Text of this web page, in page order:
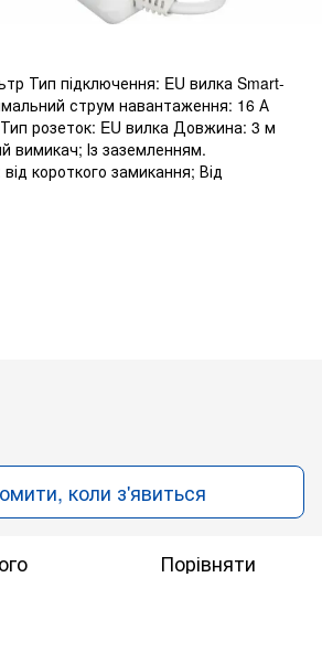
Тип підключення: EU вилка Smart-
струм навантаження: 16 А
Тип розеток: EU вилка Довжина: 3 м
вимикач; Із заземленням.
короткого замикання; Від
коли з'явиться
Порівняти